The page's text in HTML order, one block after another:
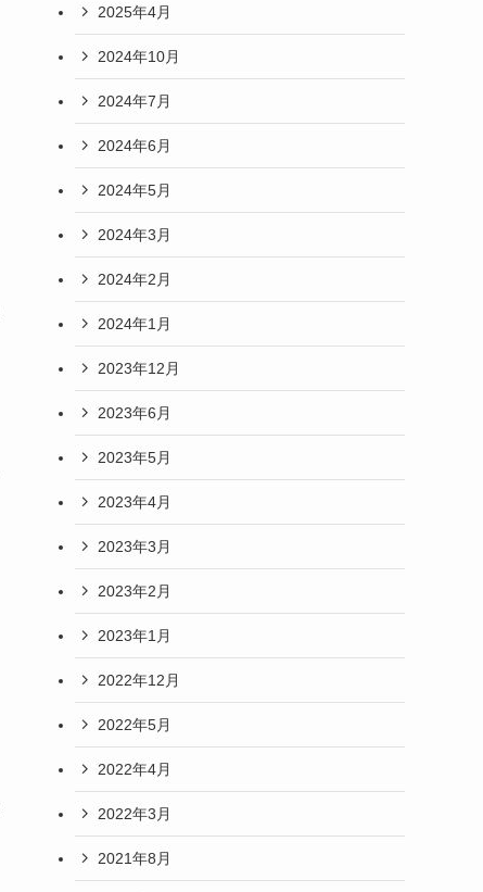
2025年4月
2024年10月
2024年7月
2024年6月
2024年5月
2024年3月
2024年2月
2024年1月
2023年12月
2023年6月
2023年5月
2023年4月
2023年3月
2023年2月
2023年1月
2022年12月
2022年5月
2022年4月
2022年3月
2021年8月